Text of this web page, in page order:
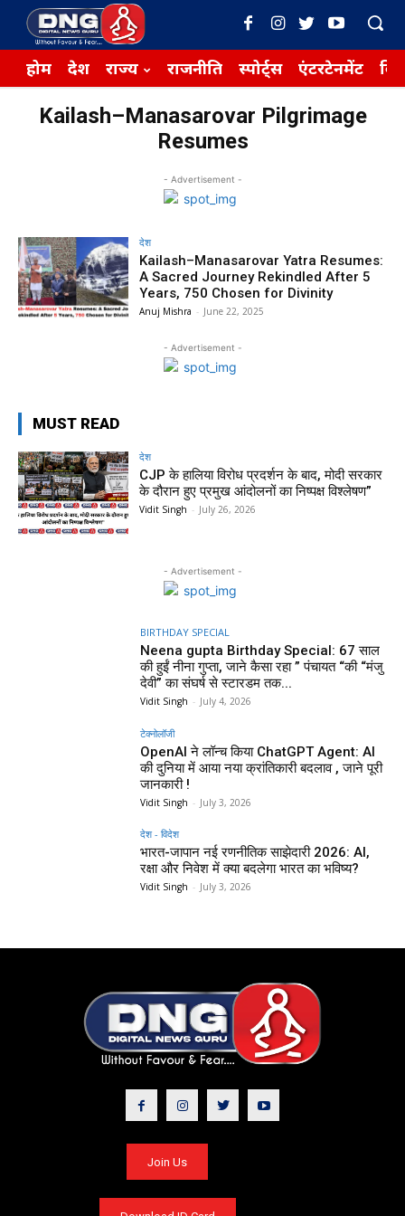
होम देश राज्य राजनीति स्पोर्ट्स एंटरटेनमेंट
Kailash–Manasarovar Pilgrimage
Resumes
- Advertisement -
देश
Kailash–Manasarovar Yatra Resumes:
A Sacred Journey Rekindled After 5
Years, 750 Chosen for Divinity
Anuj Mishra - June 22, 2025
- Advertisement -
MUST READ
देश
CJP के हालिया विरोध प्रदर्शन के बाद, मोदी सरकार
के दौरान हुए प्रमुख आंदोलनों का निष्पक्ष विश्लेषण”
Vidit Singh - July 26, 2026
- Advertisement -
BIRTHDAY SPECIAL
Neena gupta Birthday Special: 67 साल
की हुईं नीना गुप्ता, जाने कैसा रहा ” पंचायत “की “मंजु
देवी” का संघर्ष से स्टारडम तक...
Vidit Singh - July 4, 2026
टेक्नोलॉजी
OpenAI ने लॉन्च किया ChatGPT Agent: AI
की दुनिया में आया नया क्रांतिकारी बदलाव , जाने पूरी
जानकारी !
Vidit Singh - July 3, 2026
देश - विदेश
भारत-जापान नई रणनीतिक साझेदारी 2026: AI,
रक्षा और निवेश में क्या बदलेगा भारत का भविष्य?
Vidit Singh - July 3, 2026
Join Us